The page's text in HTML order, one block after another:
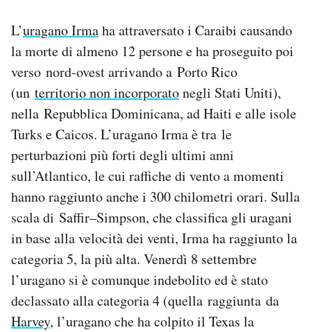
CALENDARIO
AREA PERSONALE
Area Personale
Notifiche mobile
Regala il Post
Hai bisogno di aiuto?
Esci
L’uragano Irmaha attraversato i Caraibi causando
la morte di almeno 12 persone e ha proseguito poi
verso nord-ovest arrivando a Porto Rico
(un territorio non incorporatonegli Stati Uniti),
nella Repubblica Dominicana, ad Haiti e alle isole
Turks e Caicos. L’uragano Irma è tra le
perturbazioni più forti degli ultimi anni
sull’Atlantico, le cui raffiche di vento a momenti
hanno raggiunto anche i 300 chilometri orari. Sulla
scala di Saffir–Simpson, che classifica gli uragani
in base alla velocità dei venti, Irma ha raggiunto la
categoria 5, la più alta. Venerdì 8 settembre
l’uragano si è comunque indebolito ed è stato
declassato alla categoria 4 (quella raggiunta da
Harvey, l’uragano che ha colpito il Texas la